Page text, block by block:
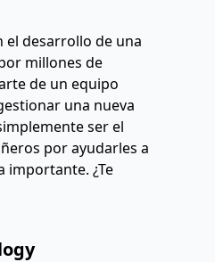
el desarrollo de una
millones de
de un equipo
una nueva
ser el
por ayudarles a
importante. ¿Te